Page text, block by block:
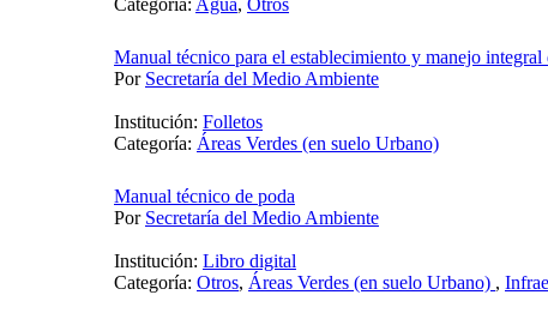
Categoría: Agua, Otros
Manual técnico para el establecimiento y manejo
Por Secretaría del Medio Ambiente
Institución: Folletos
Categoría: Áreas Verdes (en suelo Urbano)
Manual técnico de poda
Por Secretaría del Medio Ambiente
Institución: Libro digital
Categoría: Otros, Áreas Verdes (en suelo Urbano) ,